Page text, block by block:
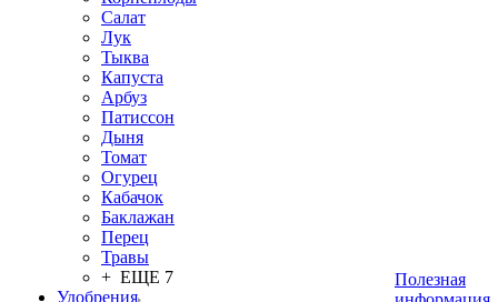
Салат
Лук
Тыква
Капуста
Арбуз
Патиссон
Дыня
Томат
Огурец
Кабачок
Баклажан
Перец
Травы
+ ЕЩЕ 7
Удобрения
Полезная